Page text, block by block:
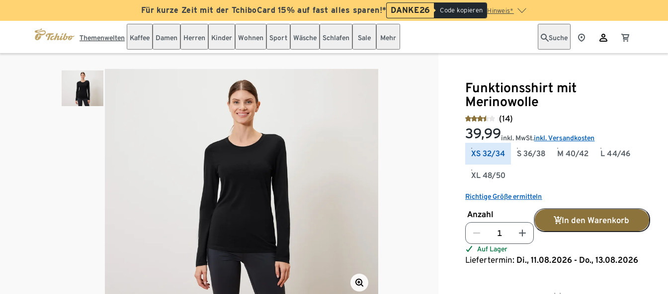
Für kurze Zeit mit der TchiboCard 15% auf fast alles sparen!* DANKE26 Code kopieren Hinweis*
Themenwelten Kaffee Damen Herren Kinder Wohnen Sport Wäsche Schlafen Sale Mehr Suche
Funktionsshirt mit
Merinowolle
(14)
39,99inkl. MwSt.inkl. Versandkosten
XS 32/34 S 36/38 M 40/42 L 44/46
XL 48/50
Richtige Größe ermitteln
Anzahl
In den Warenkorb
Auf Lager
Liefertermin: Di., 11.08.2026 - Do., 13.08.2026